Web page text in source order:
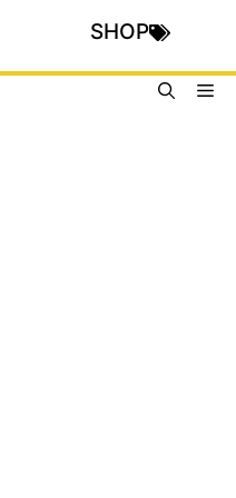
SHOP